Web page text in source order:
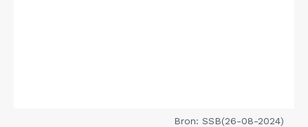
Bron: SSB(26-08-2024)